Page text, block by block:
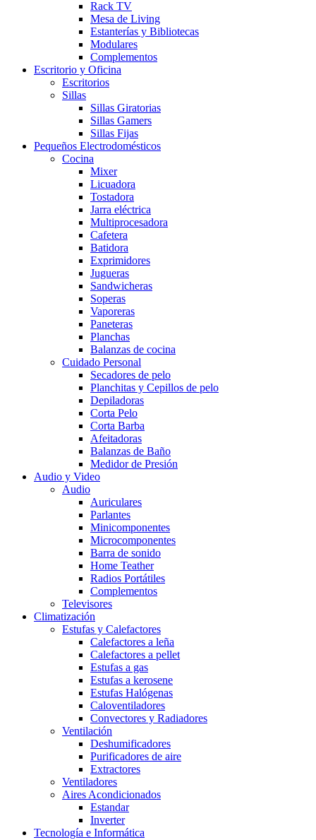
Rack TV
Mesa de Living
Estanterías y Bibliotecas
Modulares
Complementos
Escritorio y Oficina
Escritorios
Sillas
Sillas Giratorias
Sillas Gamers
Sillas Fijas
Pequeños Electrodomésticos
Cocina
Mixer
Licuadora
Tostadora
Jarra eléctrica
Multiprocesadora
Cafetera
Batidora
Exprimidores
Jugueras
Sandwicheras
Soperas
Vaporeras
Paneteras
Planchas
Balanzas de cocina
Cuidado Personal
Secadores de pelo
Planchitas y Cepillos de pelo
Depiladoras
Corta Pelo
Corta Barba
Afeitadoras
Balanzas de Baño
Medidor de Presión
Audio y Video
Audio
Auriculares
Parlantes
Minicomponentes
Microcomponentes
Barra de sonido
Home Teather
Radios Portátiles
Complementos
Televisores
Climatización
Estufas y Calefactores
Calefactores a leña
Calefactores a pellet
Estufas a gas
Estufas a kerosene
Estufas Halógenas
Caloventiladores
Convectores y Radiadores
Ventilación
Deshumificadores
Purificadores de aire
Extractores
Ventiladores
Aires Acondicionados
Estandar
Inverter
Tecnología e Informática